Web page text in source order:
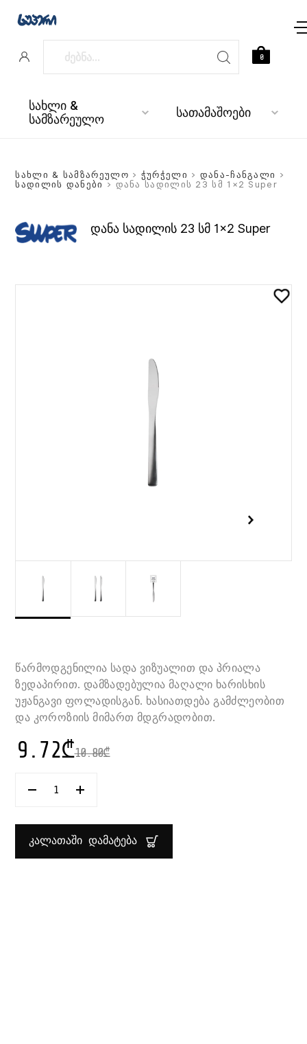
სახლი &
სამზარეულო სათამაშოები
0
სახლი & სამზარეულო > ჭურჭელი > დანა-ჩანგალი >
სადილის დანები > დანა სადილის 23 სმ 1×2 Super
დანა სადილის 23 სმ 1×2 Super
წარმოდგენილია სადა ვიზუალით და პრიალა
ზედაპირით. დამზადებულია მაღალი ხარისხის
უჟანგავი ფოლადისგან. ხასიათდება გამძლეობით
და კოროზიის მიმართ მდგრადობით.
10.80₾
9.72₾
ᲠᲐᲝᲓᲔᲜᲝᲑᲐ:
23
1X2
ᲙᲐᲚᲐᲗᲐᲨᲘ ᲓᲐᲛᲐᲢᲔᲑᲐ